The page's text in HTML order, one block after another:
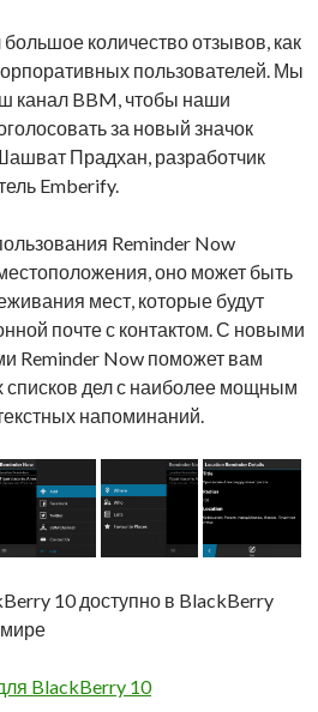
количество отзывов, как
пользователей. Мы
канал BBM, чтобы наши
за новый значок
Прадхан, разработчик
Emberify.
Reminder Now
оно может быть
мест, которые будут
почте с контактом. С новыми
Reminder Now поможет вам
списков дел с наиболее мощным
напоминаний.
10 доступно в BlackBerry
BlackBerry 10